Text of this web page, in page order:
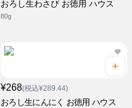
おろし生わさび お徳用 ハウス
80g
¥268(税込¥289.44)
おろし生にんにく お徳用 ハウス